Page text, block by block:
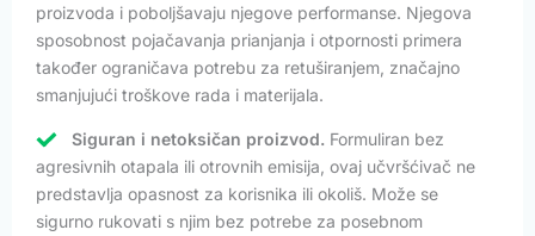
proizvoda i poboljšavaju njegove performanse. Njegova
sposobnost pojačavanja prianjanja i otpornosti primera
također ograničava potrebu za retuširanjem, značajno
smanjujući troškove rada i materijala.
Siguran i netoksičan proizvod. Formuliran bez
agresivnih otapala ili otrovnih emisija, ovaj učvršćivač ne
predstavlja opasnost za korisnika ili okoliš. Može se
sigurno rukovati s njim bez potrebe za posebnom